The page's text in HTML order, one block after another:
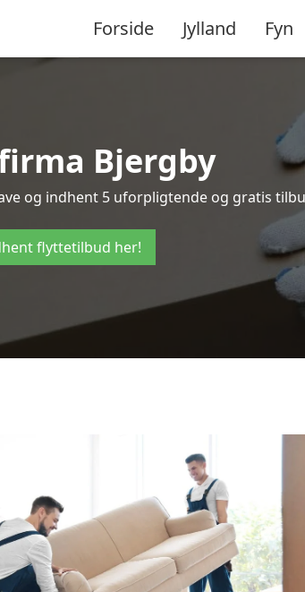
Forside Jylland Fyn
Bjergby
og indhent 5 uforpligtende og gratis
flyttetilbud her!